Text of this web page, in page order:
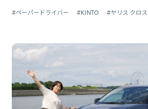
#ペーパードライバー #KINTO #ヤリス クロス